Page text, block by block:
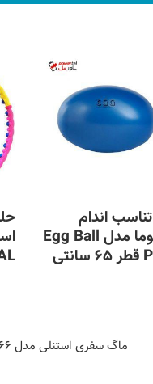
اندام
لدراگوما مدل Egg Ball
Pezzi قطر 65 سانتی
ماگ سفری استنلی مدل 9366 گنجایش 0.35 لیتر